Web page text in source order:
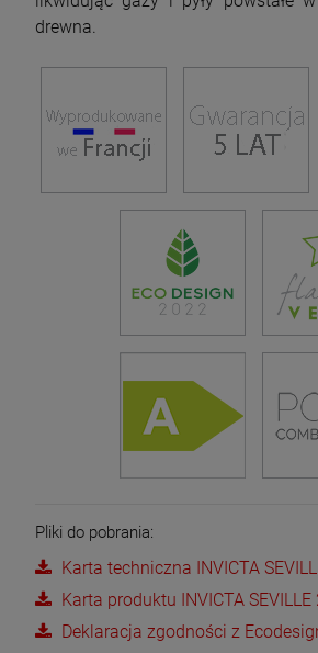
drewna.
Pliki do pobrania:
Karta techniczna INVICTA
Karta produktu INVICTA
Deklaracja zgodności z